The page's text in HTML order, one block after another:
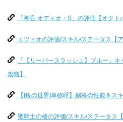
「神官 オディオ・S」の評価【オクト
エツィオの評価/スキル/ステータス【
「【リーパースラッシュ】ブルー」
攻略】
【[鏡の世界]卑弥呼】副将の性能＆ス
聖騎士の槍の評価/スキル/ステータス